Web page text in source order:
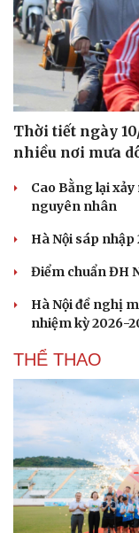
Sức khỏe
Dinh dưỡng - món
Cây thuốc
Nhi khoa
Nam khoa
Làm đẹp - giảm cân
Phòng mạch online
Ăn sạch sống khỏe
Thời tiết ngày
nhiều nơi mưa
Cao Bằng lại
nguyên nhân
Hà Nội sáp nhập
Điểm chuẩn ĐH
Hà Nội đề nghị
nhiệm kỳ 2026-
THỂ THAO